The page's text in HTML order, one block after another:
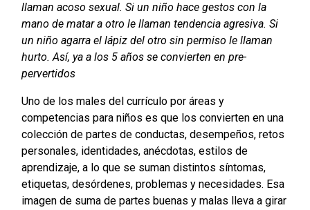
llaman acoso sexual. Si un niño hace gestos con la
mano de matar a otro le llaman tendencia agresiva. Si
un niño agarra el lápiz del otro sin permiso le llaman
hurto. Así, ya a los 5 años se convierten en pre-
pervertidos
Uno de los males del currículo por áreas y
competencias para niños es que los convierten en una
colección de partes de conductas, desempeños, retos
personales, identidades, anécdotas, estilos de
aprendizaje, a lo que se suman distintos síntomas,
etiquetas, desórdenes, problemas y necesidades. Esa
imagen de suma de partes buenas y malas lleva a girar